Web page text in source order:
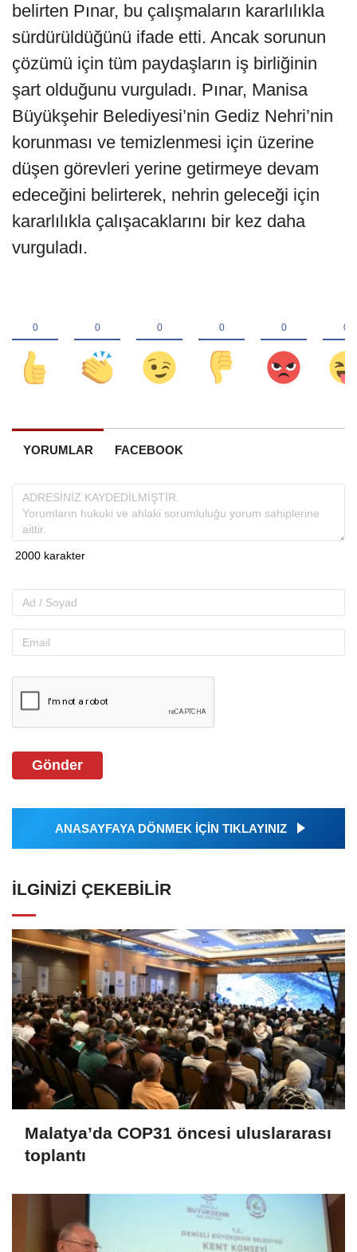
belirten Pınar, bu çalışmaların kararlılıkla
sürdürüldüğünü ifade etti. Ancak sorunun
çözümü için tüm paydaşların iş birliğinin
şart olduğunu vurguladı. Pınar, Manisa
Büyükşehir Belediyesi’nin Gediz Nehri’nin
korunması ve temizlenmesi için üzerine
düşen görevleri yerine getirmeye devam
edeceğini belirterek, nehrin geleceği için
kararlılıkla çalışacaklarını bir kez daha
vurguladı.
YORUMLAR FACEBOOK
Gönder
ANASAYFAYA DÖNMEK İÇİN TIKLAYINIZ
İLGINIZI ÇEKEBILIR
Malatya’da COP31 öncesi uluslararası
toplantı